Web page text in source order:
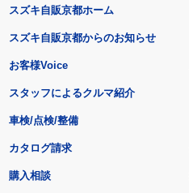
スズキ自販京都ホーム
スズキ自販京都からのお知らせ
お客様Voice
スタッフによるクルマ紹介
車検/点検/整備
カタログ請求
購入相談